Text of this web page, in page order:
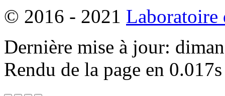
© 2016 - 2021 Laboratoire
Dernière mise à jour:
Rendu de la page en 0.017s